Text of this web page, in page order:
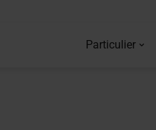
Particulier